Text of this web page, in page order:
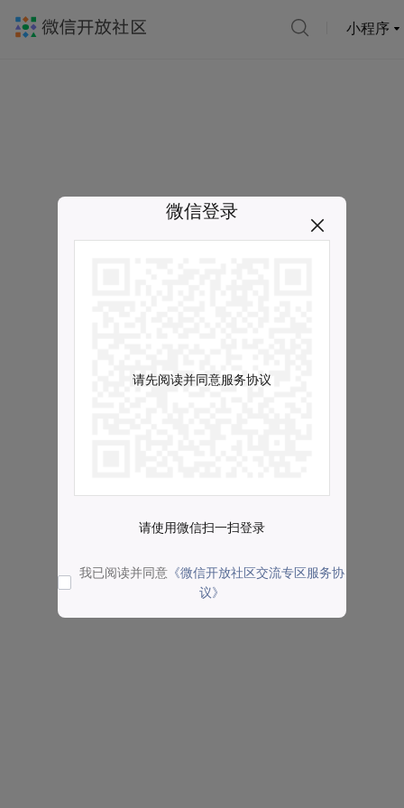
小程序
微信登录
请先阅读并同意服务协议
请使用微信扫一扫登录
我已阅读并同意 《微信开放社区交流专区服务协
议》